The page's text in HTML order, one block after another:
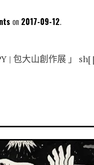
2017-09-12
| 包大山創作展 」